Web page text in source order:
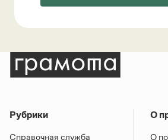
Рубрики
Справочная служба
О
О